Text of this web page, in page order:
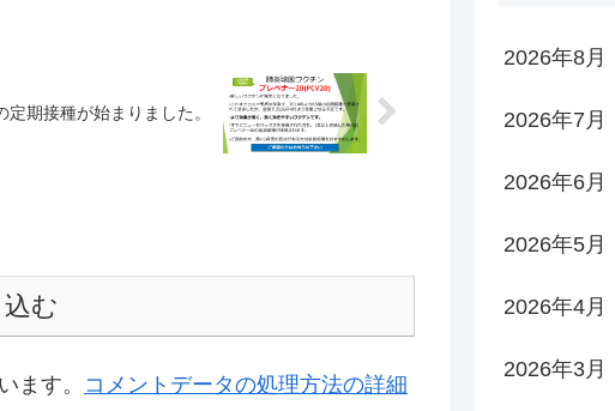
期接種が始まりました。
む
ます。 コメントデータの処理方法の詳細
2026年8月
2026年7月
2026年6月
2026年5月
2026年4月
2026年3月